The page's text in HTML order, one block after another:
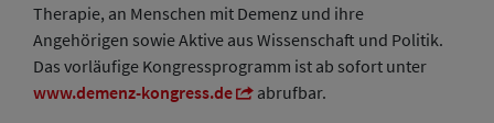
Therapie, an Menschen mit Demenz und ihre
Angehörigen sowie Aktive aus Wissenschaft und Politik.
Das vorläufige Kongressprogramm ist ab sofort unter
www.demenz-kongress.de
abrufbar.